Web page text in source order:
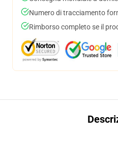
Numero di tracciamento
Rimborso completo se il